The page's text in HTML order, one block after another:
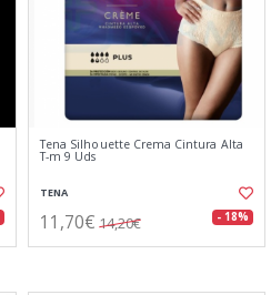
Tena Silhouette Crema Cintura Alta
T-m 9 Uds
TENA
11,70€ 14,20€ - 18%